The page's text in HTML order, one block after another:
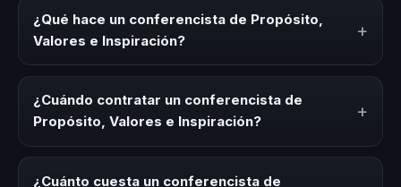
¿Qué hace un conferencista de Propósito,
Valores e Inspiración?
+
un experto que comparte conocimiento, estrategias y
experiencias sobre este tema en eventos corporativos,
convenciones y seminarios. Su objetivo es generar
reflexión, inspiración y herramientas aplicables para la
¿Cuándo contratar un conferencista de
Propósito, Valores e Inspiración?
+
e Inspiración para kick-offs, convenciones anuales,
¿Cuánto cuesta un conferencista de